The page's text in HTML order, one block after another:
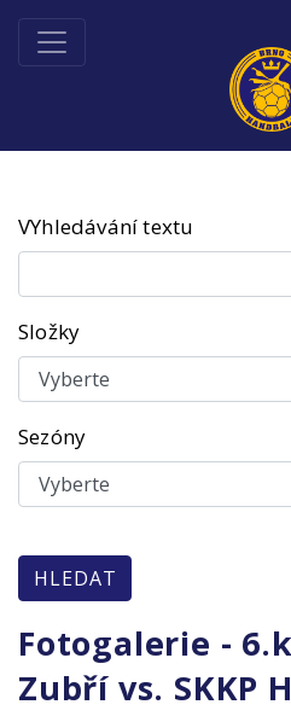
VYhledávání textu
Složky
Sezóny
HLEDAT
Fotogalerie -
Zubří vs. SKKP